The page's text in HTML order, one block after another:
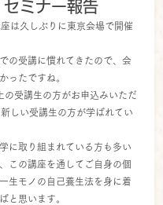
ミナー報告
は久しぶりに東京会場で開催
の受講に慣れてきたので、会
ったですね。
の受講生の方がお申込みいただ
しい受講生の方が学ばれてい
に取り組まれている方も多い
この講座を通してご自身の個
生モノの自己養生法を身に着
と思います。